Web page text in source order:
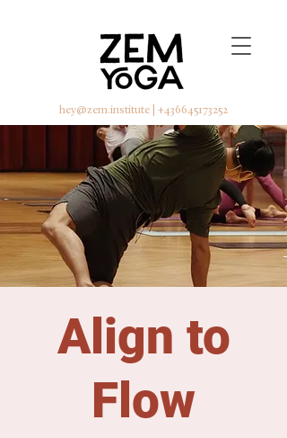
hey@zem.institute| +436645173252
Align to
Flow